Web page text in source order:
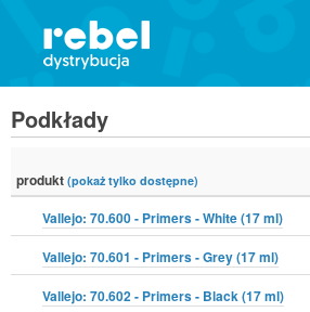
Podkłady
produkt (pokaż tylko dostępne)
Vallejo: 70.600 - Primers - White (17 ml)
Vallejo: 70.601 - Primers - Grey (17 ml)
Vallejo: 70.602 - Primers - Black (17 ml)